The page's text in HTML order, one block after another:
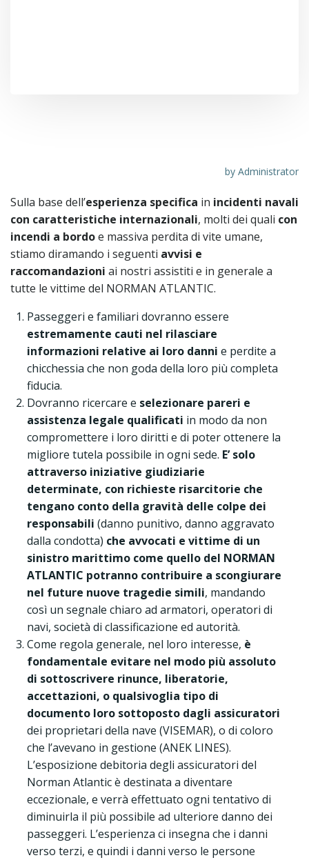
by Administrator
Sulla base dell’esperienza specifica in incidenti navali
con caratteristiche internazionali, molti dei quali con
incendi a bordoe massiva perdita di vite umane,
stiamo diramando i seguenti avvisi e
raccomandazioni ai nostri assistiti e in generale a
tutte le vittime del NORMAN ATLANTIC.
Passeggeri e familiari dovranno essere
estremamente cauti nel rilasciare
informazioni relative ai loro danni e perdite a
chicchessia che non goda della loro più completa
fiducia.
Dovranno ricercare e selezionare pareri e
assistenza legale qualificati in modo da non
compromettere i loro diritti e di poter ottenere la
migliore tutela possibile in ogni sede. E’ solo
attraverso iniziative giudiziarie
determinate, con richieste risarcitorie che
tengano conto della gravità delle colpe dei
responsabili (danno punitivo, danno aggravato
dalla condotta) che avvocati e vittime di un
sinistro marittimo come quello del NORMAN
ATLANTIC potranno contribuire a scongiurare
nel future nuove tragedie simili, mandando
così un segnale chiaro ad armatori, operatori di
navi, società di classificazione ed autorità.
Come regola generale, nel loro interesse, è
fondamentale evitare nel modo più assoluto
di sottoscrivere rinunce, liberatorie,
accettazioni, o qualsivoglia tipo di
documento loro sottoposto dagli assicuratori
dei proprietari della nave (VISEMAR), o di coloro
che l’avevano in gestione (ANEK LINES).
L’esposizione debitoria degli assicuratori del
Norman Atlantic è destinata a diventare
eccezionale, e verrà effettuato ogni tentativo di
diminuirla il più possibile ad ulteriore danno dei
passeggeri. L’esperienza ci insegna che i danni
verso terzi, e quindi i danni verso le persone